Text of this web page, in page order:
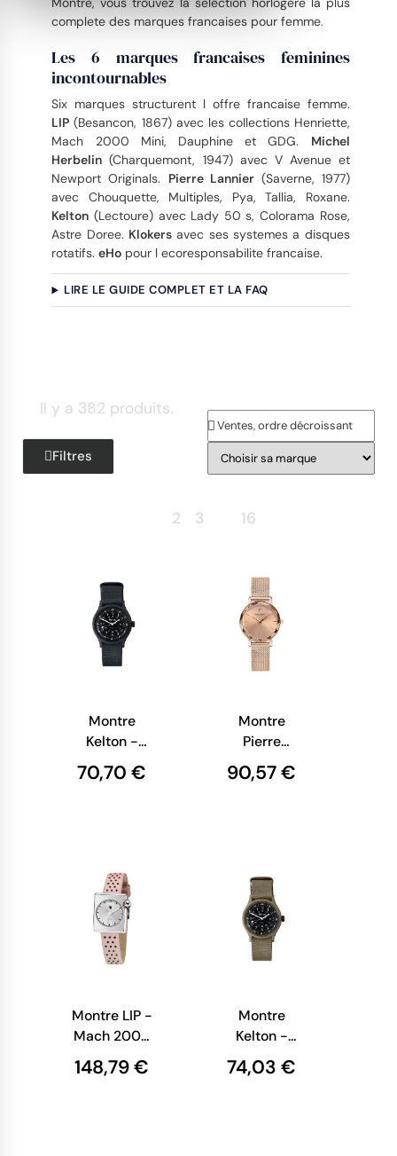
complete des marques francaises pour femme.
Les 6 marques francaises feminines
incontournables
Six marques structurent l offre francaise femme.
LIP (Besancon, 1867) avec les collections Henriette,
Mach 2000 Mini, Dauphine et GDG. Michel
Herbelin (Charquemont, 1947) avec V Avenue et
Newport Originals. Pierre Lannier(Saverne, 1977)
avec Chouquette, Multiples, Pya, Tallia, Roxane.
Kelton (Lectoure) avec Lady 50 s, Colorama Rose,
Astre Doree. Klokers avec ses systemes a disques
rotatifs.eHo pour l ecoresponsabilite francaise.
LIRE LE GUIDE COMPLET ET LA FAQ
Il y a 382 produits.
Filtres
2 3 16
Montre
Kelton -
Jungle
Carbone
70,70 €
Montre
Pierre
Lannier -
Multiples -
010P958
90,57 €
Montre LIP -
Mach 2000
- Mini
Square -
148,79 €
Montre
Kelton -
Jungle
Sumatra
74,03 €